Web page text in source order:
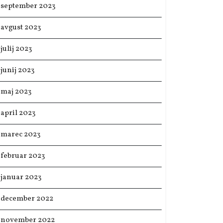
september 2023
avgust 2023
julij 2023
junij 2023
maj 2023
april 2023
marec 2023
februar 2023
januar 2023
december 2022
november 2022